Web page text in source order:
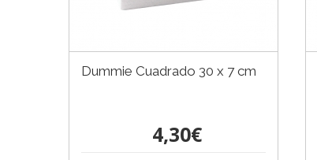
Dummie Cuadrado 30 x 7 cm
4,30€